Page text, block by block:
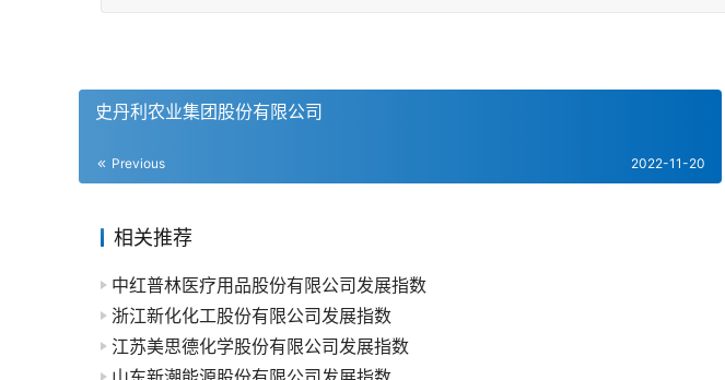
史丹利农业集团股份有限公司
Previous 2022-11-20
相关推荐
中红普林医疗用品股份有限公司发展指数
浙江新化化工股份有限公司发展指数
江苏美思德化学股份有限公司发展指数